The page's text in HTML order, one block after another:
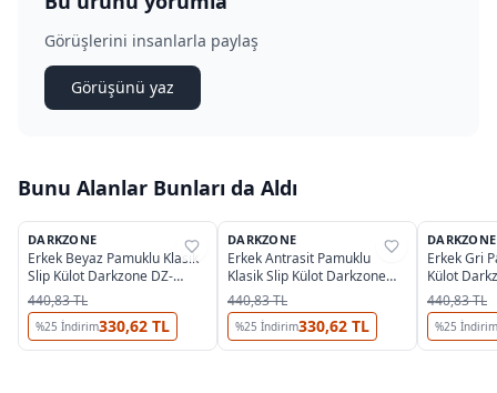
Görüşlerini insanlarla paylaş
Görüşünü yaz
Bunu Alanlar Bunları da Aldı
%25
DARKZONE
Erkek Beyaz Pamuklu Klasik
Slip Külot Darkzone DZ-
1104-02-M
440,83 TL
%25 İndirim330,62 TL
%25
DARKZONE
Erkek Antrasit Pamuklu
Klasik Slip Külot Darkzone
DZ-1104-07-S
440,83 TL
%25 İndirim330,62 TL
%25
DARKZONE
Erkek Gri
Külot
S
440,83 TL
%25 İndirim